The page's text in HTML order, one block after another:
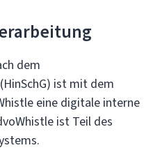
dem
ist mit dem
eine digitale interne
ist Teil des